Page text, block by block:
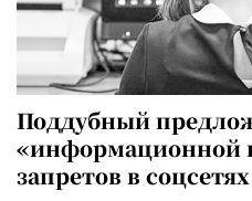
Поддубный
«информационной
запретов в соцсетях